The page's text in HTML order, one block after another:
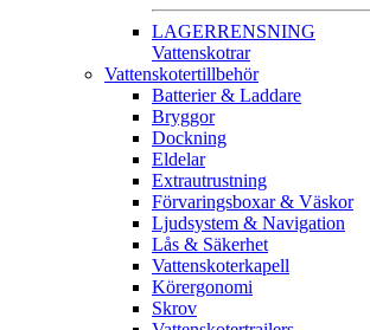
LAGERRENSNING
Vattenskotrar
Vattenskotertillbehör
Batterier & Laddare
Bryggor
Dockning
Eldelar
Extrautrustning
Förvaringsboxar & Väskor
Ljudsystem & Navigation
Lås & Säkerhet
Vattenskoterkapell
Körergonomi
Skrov